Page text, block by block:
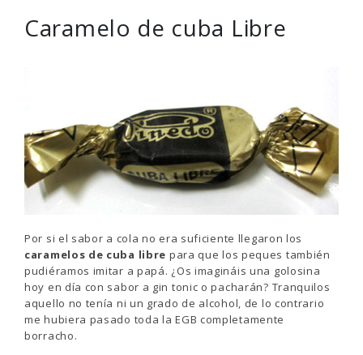
Caramelo de cuba Libre
Por si el sabor a cola no era suficiente llegaron los
caramelos de cuba libre para que los peques también
pudiéramos imitar a papá. ¿Os imagináis una golosina
hoy en día con sabor a gin tonic o pacharán? Tranquilos
aquello no tenía ni un grado de alcohol, de lo contrario
me hubiera pasado toda la EGB completamente
borracho.